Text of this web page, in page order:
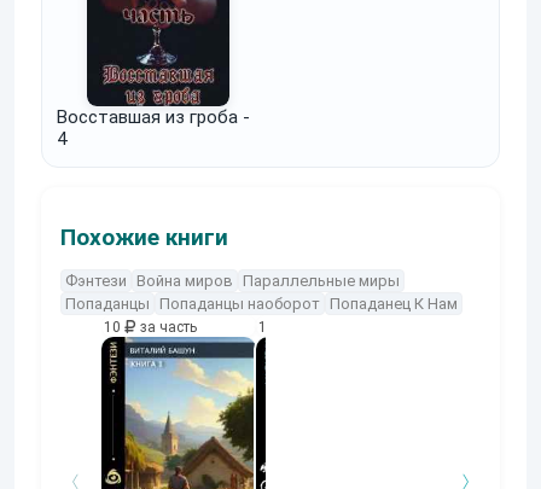
Восставшая из гроба -
4
Похожие книги
Фэнтези Война миров
Параллельные миры
Попаданцы
Попаданцы наоборот Попаданец К Нам
10 за часть 10